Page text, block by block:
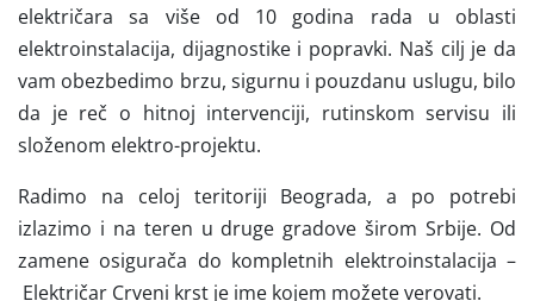
električara sa više od 10 godina rada u oblasti
elektroinstalacija, dijagnostike i popravki. Naš cilj je da
vam obezbedimo brzu, sigurnu i pouzdanu uslugu, bilo
da je reč o hitnoj intervenciji, rutinskom servisu ili
složenom elektro-projektu.
Radimo na celoj teritoriji Beograda, a po potrebi
izlazimo i na teren u druge gradove širom Srbije. Od
zamene osigurača do kompletnih elektroinstalacija –
Električar Crveni krst je ime kojem možete verovati.